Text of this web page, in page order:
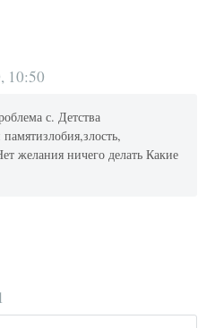
10:50
с. Детства
желания ничего делать Какие